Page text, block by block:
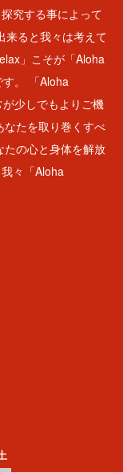
究する事によって
来ると我々は考えて
」こそが「Aloha
。 「Aloha
少しでもよりご機
たを取り巻くすべ
たの心と身体を解放
々「Aloha